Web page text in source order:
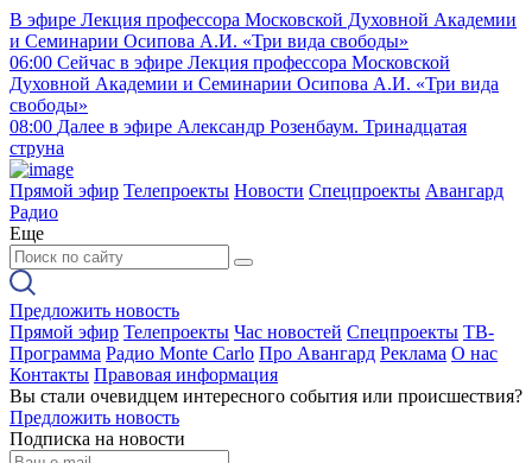
В эфире Лекция профессора Московской Духовной Академии
и Семинарии Осипова А.И. «Три вида свободы»
06:00 Сейчас в эфире Лекция профессора Московской
Духовной Академии и Семинарии Осипова А.И. «Три вида
свободы»
08:00 Далее в эфире Александр Розенбаум. Тринадцатая
струна
Прямой эфир Телепроекты Новости Спецпроекты Авангард
Радио
Еще
Предложить новость
Прямой эфир Телепроекты Час новостей Спецпроекты ТВ-
Программа Радио Monte Carlo Про Авангард Реклама О нас
Контакты Правовая информация
Вы стали очевидцем интересного события или происшествия?
Предложить новость
Подписка на новости